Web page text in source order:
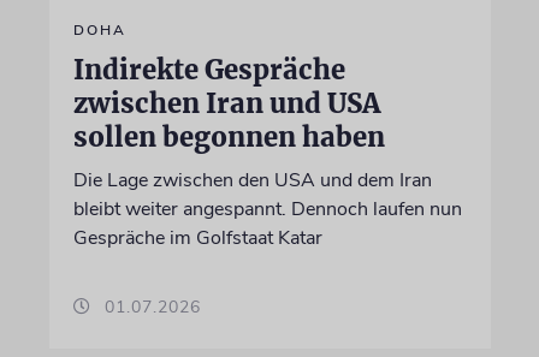
DOHA
Indirekte Gespräche
zwischen Iran und USA
sollen begonnen haben
Die Lage zwischen den USA und dem Iran
bleibt weiter angespannt. Dennoch laufen nun
Gespräche im Golfstaat Katar
01.07.2026